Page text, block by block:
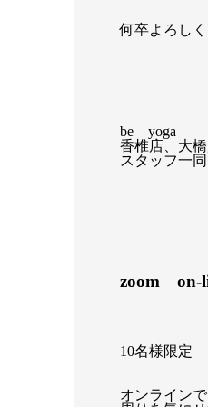
何卒よろし
be yoga
香椎店、大
スタッフ一同
zoom on-
10名様限定
オンライン